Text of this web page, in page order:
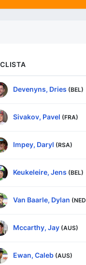
Devenyns, Dries (BEL)
Sivakov, Pavel (FRA)
Impey, Daryl (RSA)
Keukeleire, Jens (BEL)
Van Baarle, Dylan
Mccarthy, Jay (AUS)
Ewan, Caleb (AUS)